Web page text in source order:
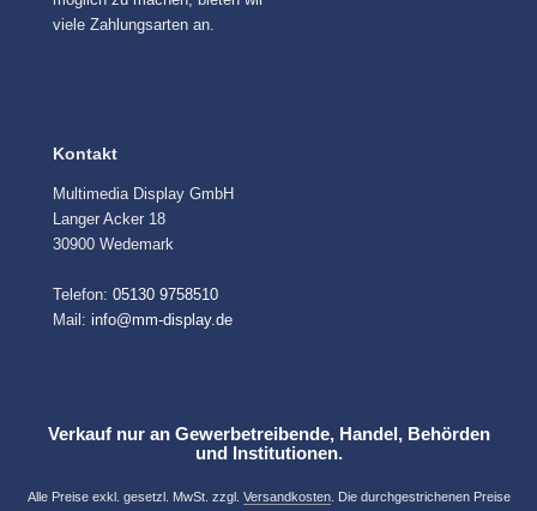
viele Zahlungsarten an.
Kontakt
Multimedia Display GmbH
Langer Acker 18
30900 Wedemark
Telefon: 05130 9758510
Mail: info@mm-display.de
Verkauf nur an Gewerbetreibende, Handel, Behörden
und Institutionen.
Alle Preise exkl. gesetzl. MwSt. zzgl. Versandkosten. Die durchgestrichenen Preise